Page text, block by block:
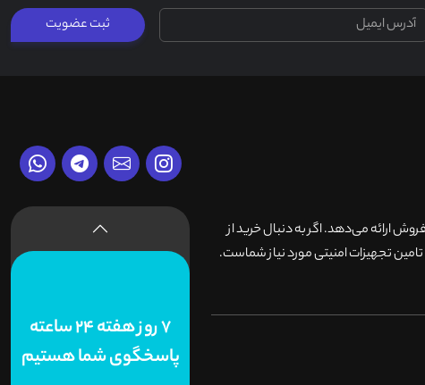
ثبت عضویت
فروش ارائه می‌دهد. اگر به دنبال خرید از
تجهیزات امنیتی مورد نیاز شماست.
7 روز هفته 24 ساعته
پاسخگوی شما هستیم